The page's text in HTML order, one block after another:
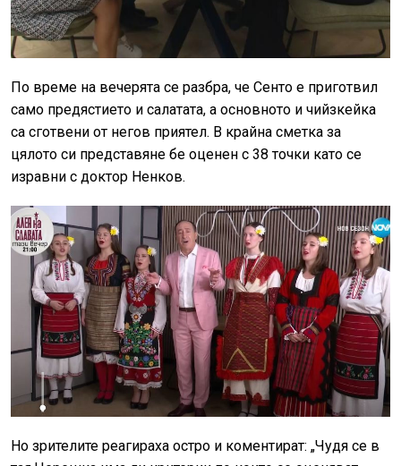
По време на вечерята се разбра, че Сенто е приготвил
само предястието и салатата, а основното и чийзкейка
са сготвени от негов приятел. В крайна сметка за
цялото си представяне бе оценен с 38 точки като се
изравни с доктор Ненков.
Но зрителите реагираха остро и коментират: „Чудя се в